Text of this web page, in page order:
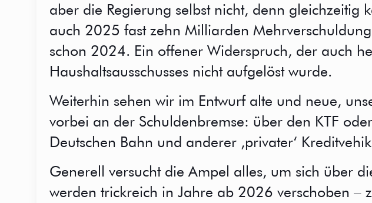
aber die Regierung selbst nicht, denn gleichzeitig
auch 2025 fast zehn Milliarden
schon 2024. Ein offener Widerspruch, der auch
Haushaltsausschusses nicht aufgelöst wurde.
Weiterhin sehen wir im Entwurf alte und neue,
vorbei an der Schuldenbremse: über den KTF
Deutschen Bahn und anderer ,privater‘
Generell versucht die Ampel alles, um sich über
werden trickreich in Jahre ab 2026 verschoben –